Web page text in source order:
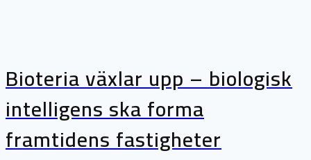
Bioteria växlar upp – biologisk
intelligens ska forma
framtidens fastigheter